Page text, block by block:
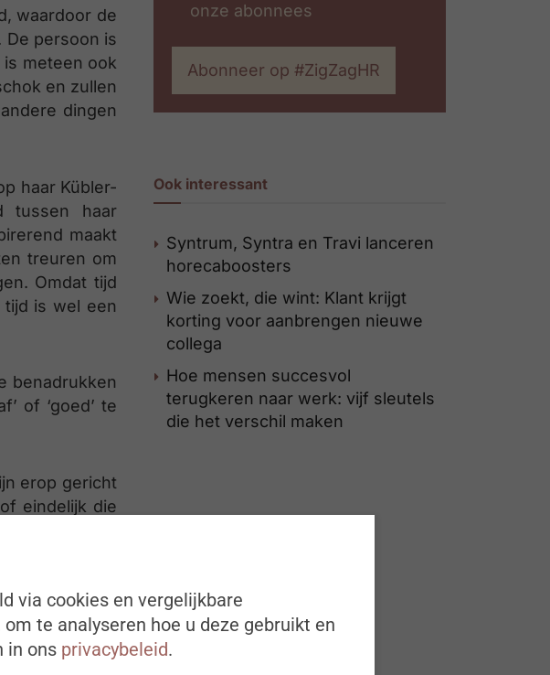
waardoor de
persoon is
meteen ook
en zullen
dingen
haar Kübler-
tussen haar
maakt
treuren om
Omdat tijd
is wel een
benadrukken
of ‘goed’ te
erop gericht
eindelijk die
het doel niet
wordt.
behouden
gezond
onze abonnees
Abonneer op #ZigZagHR
Ook interessant
Syntrum, Syntra en Travi lanceren
horecaboosters
Wie zoekt, die wint: Klant krijgt
korting voor aanbrengen nieuwe
collega
Hoe mensen succesvol
terugkeren naar werk: vijf sleutels
die het verschil maken
via cookies en vergelijkbare
te analyseren hoe u deze gebruikt en
in ons privacybeleid.